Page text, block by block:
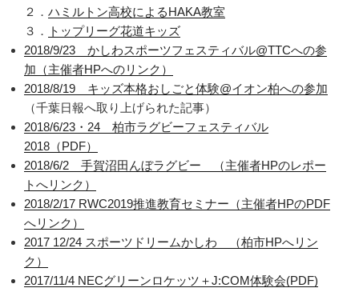
２． ハミルトン高校によるHAKA教室
３．
トップリーグ花道キッズ
2018/9/23 かしわスポーツフェスティバル@TTCへの参
加（主催者HPへのリンク）
2018/8/19 キッズ本格おしごと体験@イオン柏への参加
（千葉日報へ取り上げられた記事）
2018/6/23・24 柏市ラグビーフェスティバル
2018（PDF）
2018/6/2 手賀沼田んぼラグビー （主催者HPのレポー
トへリンク）
2018/2/17 RWC2019推進教育セミナー（主催者HPのPDF
へリンク）
2017 12/24 スポーツドリームかしわ （柏市HPへリン
ク）
2017/11/4 NECグリーンロケッツ＋J:COM体験会(PDF)